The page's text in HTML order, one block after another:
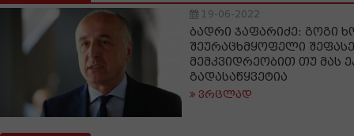
19-06-2022
ბადრი ჯაფარიძე: გოგი
შეურაცხმყოფელი
მემკვიდრეობით თუ მას
გადასაწყვეტია
ვრცლად